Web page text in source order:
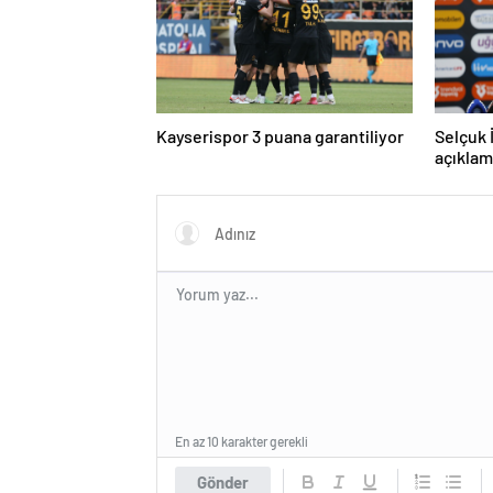
Kayserispor 3 puana garantiliyor
Selçuk
Gönder
En az 10 karakter gerekli